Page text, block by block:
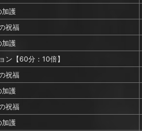
加護
祝福
加護
ン【60分：10倍】
祝福
加護
祝福
加護